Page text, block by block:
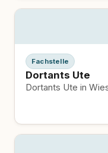
Fachstelle
Dortants Ute
Dortants Ute in